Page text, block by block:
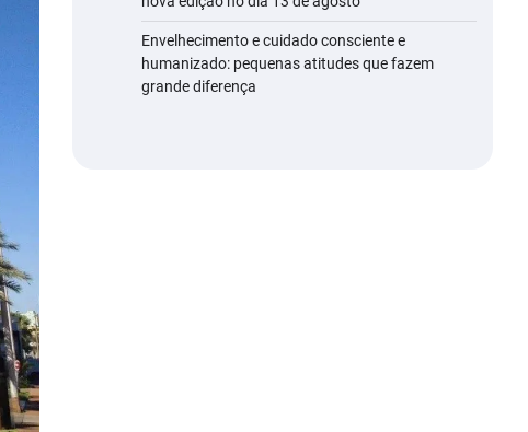
Envelhecimento e cuidado consciente e
humanizado: pequenas atitudes que fazem
grande diferença